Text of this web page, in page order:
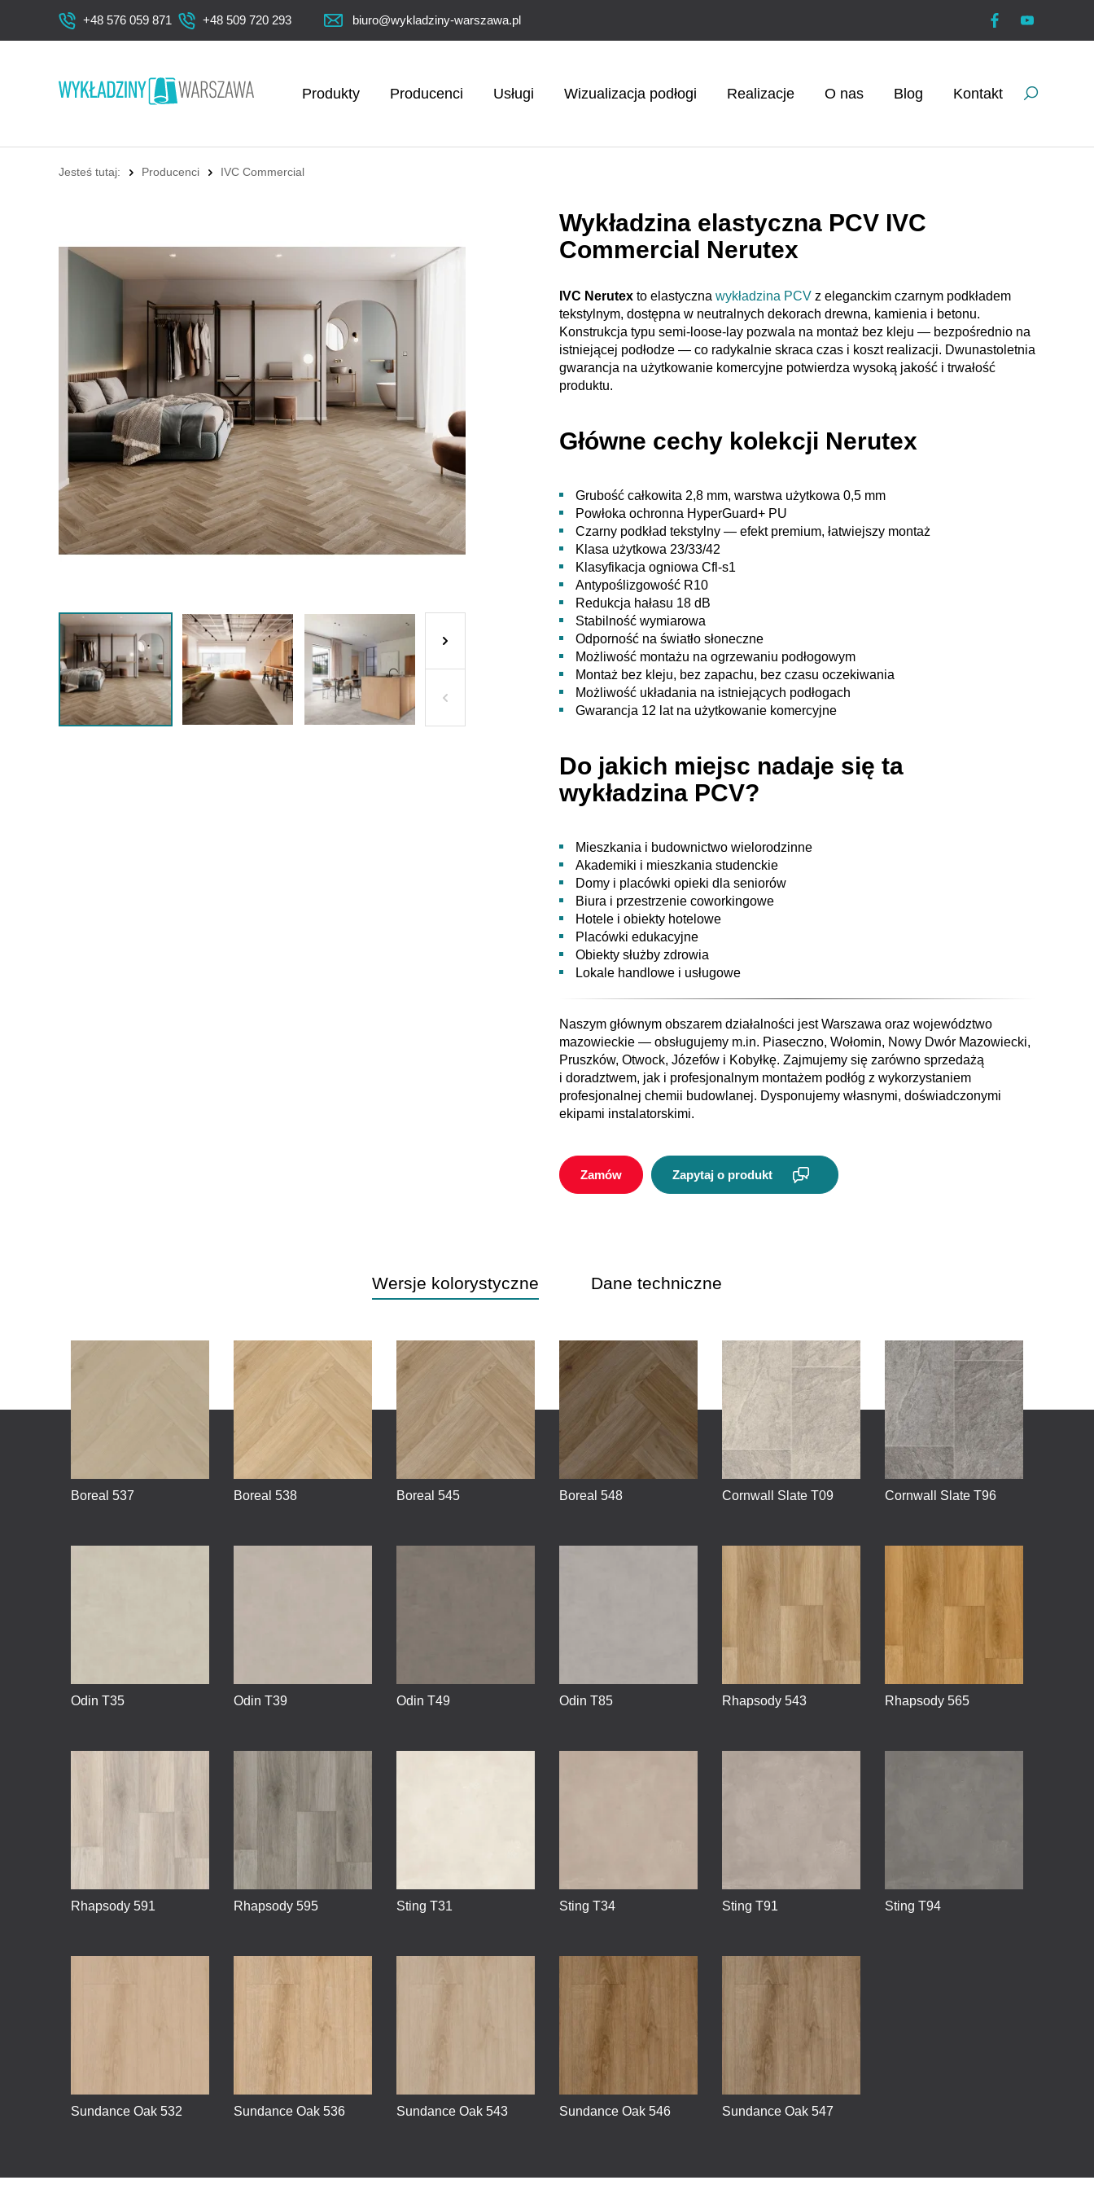
+48 576 059 871 +48 509 720 293 biuro@wykladziny-warszawa.pl
Produkty Producenci Usługi Wizualizacja podłogi Realizacje O nas Blog Kontakt
Jesteś tutaj: Producenci IVC Commercial
Wykładzina elastyczna PCV IVC
Commercial Nerutex
IVC Nerutex to elastyczna wykładzina PCV z eleganckim czarnym podkładem
tekstylnym, dostępna w neutralnych dekorach drewna, kamienia i betonu.
Konstrukcja typu semi-loose-lay pozwala na montaż bez kleju — bezpośrednio na
istniejącej podłodze — co radykalnie skraca czas i koszt realizacji. Dwunastoletnia
gwarancja na użytkowanie komercyjne potwierdza wysoką jakość i trwałość
produktu.
Główne cechy kolekcji Nerutex
Grubość całkowita 2,8 mm, warstwa użytkowa 0,5 mm
Powłoka ochronna HyperGuard+ PU
Czarny podkład tekstylny — efekt premium, łatwiejszy montaż
Klasa użytkowa 23/33/42
Klasyfikacja ogniowa Cfl-s1
Antypoślizgowość R10
Redukcja hałasu 18 dB
Stabilność wymiarowa
Odporność na światło słoneczne
Możliwość montażu na ogrzewaniu podłogowym
Montaż bez kleju, bez zapachu, bez czasu oczekiwania
Możliwość układania na istniejących podłogach
Gwarancja 12 lat na użytkowanie komercyjne
Do jakich miejsc nadaje się ta
wykładzina PCV?
Mieszkania i budownictwo wielorodzinne
Akademiki i mieszkania studenckie
Domy i placówki opieki dla seniorów
Biura i przestrzenie coworkingowe
Hotele i obiekty hotelowe
Placówki edukacyjne
Obiekty służby zdrowia
Lokale handlowe i usługowe
Naszym głównym obszarem działalności jest Warszawa oraz województwo
mazowieckie — obsługujemy m.in. Piaseczno, Wołomin, Nowy Dwór Mazowiecki,
Pruszków, Otwock, Józefów i Kobyłkę. Zajmujemy się zarówno sprzedażą
i doradztwem, jak i profesjonalnym montażem podłóg z wykorzystaniem
profesjonalnej chemii budowlanej. Dysponujemy własnymi, doświadczonymi
ekipami instalatorskimi.
Zamów Zapytaj o produkt
Wersje kolorystyczne Dane techniczne
Boreal 537 Boreal 538 Boreal 545 Boreal 548 Cornwall Slate T09 Cornwall Slate T96
Odin T35 Odin T39 Odin T49 Odin T85 Rhapsody 543 Rhapsody 565
Rhapsody 591 Rhapsody 595 Sting T31 Sting T34 Sting T91 Sting T94
Sundance Oak 532 Sundance Oak 536 Sundance Oak 543 Sundance Oak 546 Sundance Oak 547